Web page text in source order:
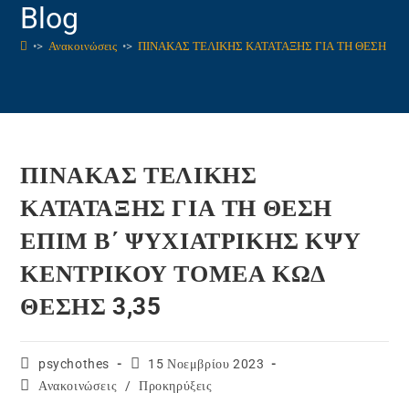
Blog
•> Ανακοινώσεις •> ΠΙΝΑΚΑΣ ΤΕΛΙΚΗΣ ΚΑΤΑΤΑΞΗΣ ΓΙΑ ΤΗ ΘΕΣΗ
ΠΙΝΑΚΑΣ ΤΕΛΙΚΗΣ
ΚΑΤΑΤΑΞΗΣ ΓΙΑ ΤΗ ΘΕΣΗ
ΕΠΙΜ Β΄ ΨΥΧΙΑΤΡΙΚΗΣ ΚΨΥ
ΚΕΝΤΡΙΚΟΥ ΤΟΜΕΑ ΚΩΔ
ΘΕΣΗΣ 3,35
Post
author:
psychothes
Post
published:
15 Νοεμβρίου 2023
PostΑνακοινώσεις / Προκηρύξεις